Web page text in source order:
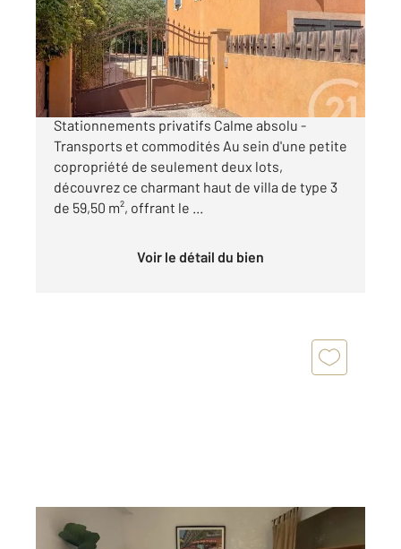
Appartement T3 à vendre
430 000 €
Haut de villa T3 - Lumineux - Avec Terrasse et
Stationnements privatifs Calme absolu -
Transports et commodités Au sein d'une petite
copropriété de seulement deux lots,
découvrez ce charmant haut de villa de type 3
de 59,50 m², offrant le ...
Voir le détail du bien
AIX EN PROVENCE 13